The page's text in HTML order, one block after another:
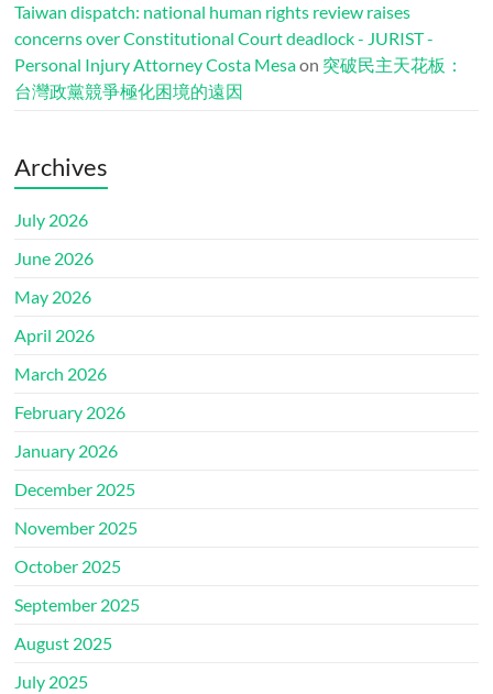
Taiwan dispatch: national human rights review raises
concerns over Constitutional Court deadlock - JURIST -
Personal Injury Attorney Costa Mesaon 突破民主天花板：
台灣政黨競爭極化困境的遠因
Archives
July 2026
June 2026
May 2026
April 2026
March 2026
February 2026
January 2026
December 2025
November 2025
October 2025
September 2025
August 2025
July 2025